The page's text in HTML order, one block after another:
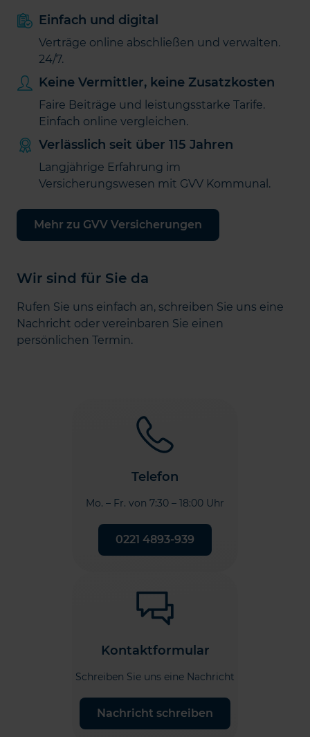
Einfach und digital
Verträge online abschließen und verwalten.
24/7.
Keine Vermittler, keine Zusatzkosten
Faire Beiträge und leistungsstarke Tarife.
Einfach online vergleichen.
Verlässlich seit über 115 Jahren
Langjährige Erfahrung im
Versicherungswesen mit GVV Kommunal.
Mehr zu GVV Versicherungen
Wir sind für Sie da
Rufen Sie uns einfach an, schreiben Sie uns eine
Nachricht oder vereinbaren Sie einen
persönlichen Termin.
Telefon
Mo. – Fr. von 7:30 – 18:00 Uhr
0221 4893-939
Kontaktformular
Schreiben Sie uns eine Nachricht
Nachricht schreiben